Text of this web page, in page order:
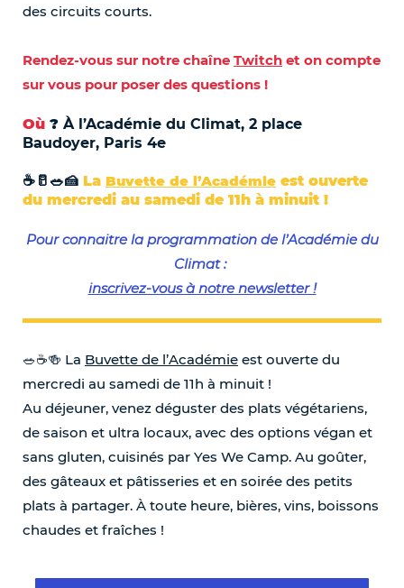
des circuits courts.
Rendez-vous sur notre chaîne Twitch et on compte
sur vous pour poser des questions !
Où ? À l’Académie du Climat, 2 place
Baudoyer, Paris 4e
☕🥛🥗🍰 La Buvette de l’Académie est ouverte
du mercredi au samedi de 11h à minuit !
Pour connaitre la programmation de l’Académie du
Climat :
inscrivez-vous à notre newsletter !
🥗☕️🍻 La Buvette de l’Académie est ouverte du
mercredi au samedi de 11h à minuit !
Au déjeuner, venez déguster des plats végétariens,
de saison et ultra locaux, avec des options végan et
sans gluten, cuisinés par Yes We Camp. Au goûter,
des gâteaux et pâtisseries et en soirée des petits
plats à partager. À toute heure, bières, vins, boissons
chaudes et fraîches !